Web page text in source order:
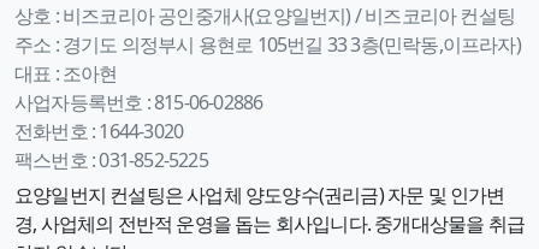
상호 :비즈코리아 공인중개사(요양일번지) / 비즈코리아 컨설팅
주소 :경기도 의정부시 용현로 105번길 33 3층(민락동,이프라자)
대표 :조아현
사업자등록번호 :815-06-02886
전화번호 :1644-3020
팩스번호 :031-852-5225
요양일번지 컨설팅은 사업체 양도양수(권리금) 자문 및 인가변
경, 사업체의 전반적 운영을 돕는 회사입니다. 중개대상물을 취급